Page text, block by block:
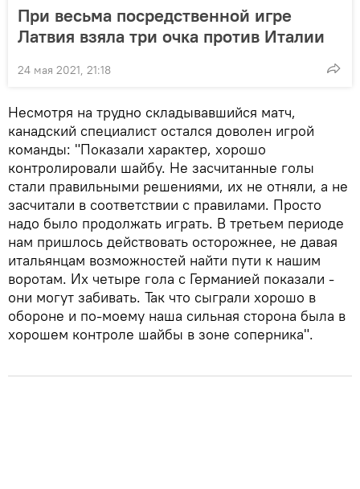
При весьма посредственной игре
Латвия взяла три очка против Италии
24 мая 2021, 21:18
Несмотря на трудно складывавшийся матч,
канадский специалист остался доволен игрой
команды: "Показали характер, хорошо
контролировали шайбу. Не засчитанные голы
стали правильными решениями, их не отняли, а не
засчитали в соответствии с правилами. Просто
надо было продолжать играть. В третьем периоде
нам пришлось действовать осторожнее, не давая
итальянцам возможностей найти пути к нашим
воротам. Их четыре гола с Германией показали -
они могут забивать. Так что сыграли хорошо в
обороне и по-моему наша сильная сторона была в
хорошем контроле шайбы в зоне соперника".